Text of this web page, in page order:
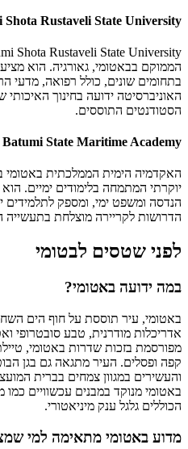
Shota Rustaveli State University
הממוקם בבאטומי, גאורגיה. הוא
בתחומים שונים, כולל רפואה, מדעי
האוניברסיטה ידועה בחינוך האיכותי
הסטודנטים התוססים.
Batumi State Maritime Academy
האקדמיה הימית הממלכתית באטומי
יוקרתי המתמחה בלימודים ימיים. הוא
הנדסה ומשפט ימי, ומספק לתלמידים
הדרושות לקריירה מוצלחת בתעשייה
לפני שטסים לבטומי
במה ידועה באטומי?
באטומי, עיר תוססת על חוף הים
אדריכלות מודרנית, טבע סובטרופי
מפורסמת בזכות שדרות באטומי,
קפה ופסלים. העיר מתגאה גם בגן
והעשירים במגוון צמחים בברית
באטומי מנוקד במבנים עכשוויים
הכוללים גלגל ענק מיניאטורי.
מדוע באטומי מתאימה למי